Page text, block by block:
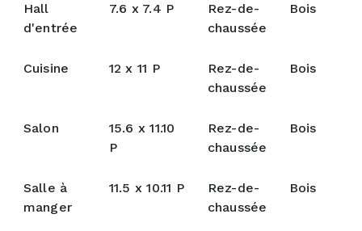
Hall
d'entrée
7.6 x 7.4 P
Rez-de-
chaussée
Bois
Cuisine 12 x 11 P
Rez-de-
chaussée
Bois
Salon
15.6 x 11.10
P
Rez-de-
chaussée
Bois
Salle à
manger
11.5 x 10.11 P
Rez-de-
chaussée
Bois